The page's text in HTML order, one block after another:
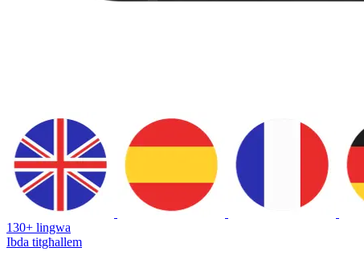
130+ lingwa
Ibda titgħallem